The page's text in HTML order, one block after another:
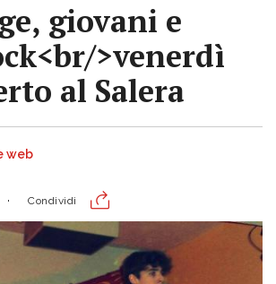
giovani e
>venerdì
al Salera
web
Condividi